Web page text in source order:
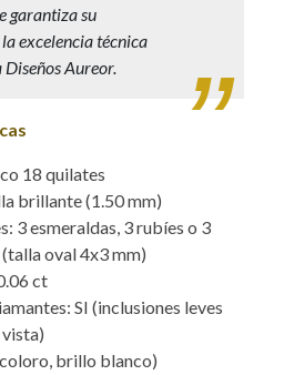
garantiza su
excelencia técnica
Diseños Aureor.
18 quilates
brillante (1.50 mm)
3 esmeraldas, 3 rubíes o 3
oval 4x3 mm)
ct
SI (inclusiones leves
brillo blanco)